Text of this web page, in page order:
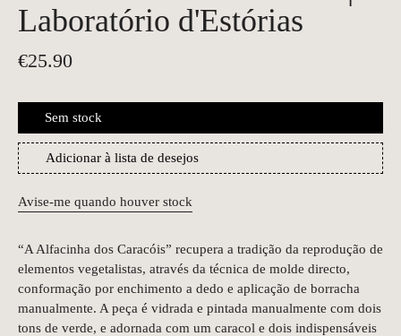
Laboratório d'Estórias
€25.90
Sem stock
Adicionar à lista de desejos
Avise-me quando houver stock
“A Alfacinha dos Caracóis” recupera a tradição da reprodução de
elementos vegetalistas, através da técnica de molde directo,
conformação por enchimento a dedo e aplicação de borracha
manualmente. A peça é vidrada e pintada manualmente com dois
tons de verde, e adornada com um caracol e dois indispensáveis